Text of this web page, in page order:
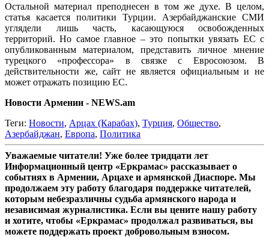
Остальной материал преподнесен в том же духе. В целом,
статья касается политики Турции. Азербайджанские СМИ
углядели лишь часть, касающуюся освобожденных
территорий. Но самое главное – это попытки увязать ЕС с
опубликованным материалом, представить личное мнение
турецкого «профессора» в связке с Евросоюзом. В
действительности же, сайт не является официальным и не
может отражать позицию ЕС.
Новости Армении - NEWS.am
Теги: Новости, Арцах (Карабах), Турция, Общество,
Азербайджан, Европа, Политика
Уважаемые читатели! Уже более тридцати лет
Информационный центр «Еркрамас» рассказывает о
событиях в Армении, Арцахе и армянской Диаспоре. Мы
продолжаем эту работу благодаря поддержке читателей,
которым небезразличны судьба армянского народа и
независимая журналистика. Если вы цените нашу работу
и хотите, чтобы «Еркрамас» продолжал развиваться, вы
можете поддержать проект добровольным взносом.